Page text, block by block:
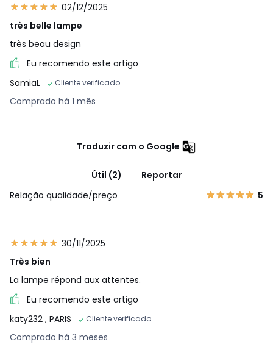
02/12/2025
très belle lampe
très beau design
Eu recomendo este artigo
SamiaL
Cliente verificado
Comprado há 1 mês
Traduzir com o Google
Útil (2)
Reportar
Relação qualidade/preço
5
30/11/2025
Très bien
La lampe répond aux attentes.
Eu recomendo este artigo
katy232 , PARIS Cliente verificado
Comprado há 3 meses